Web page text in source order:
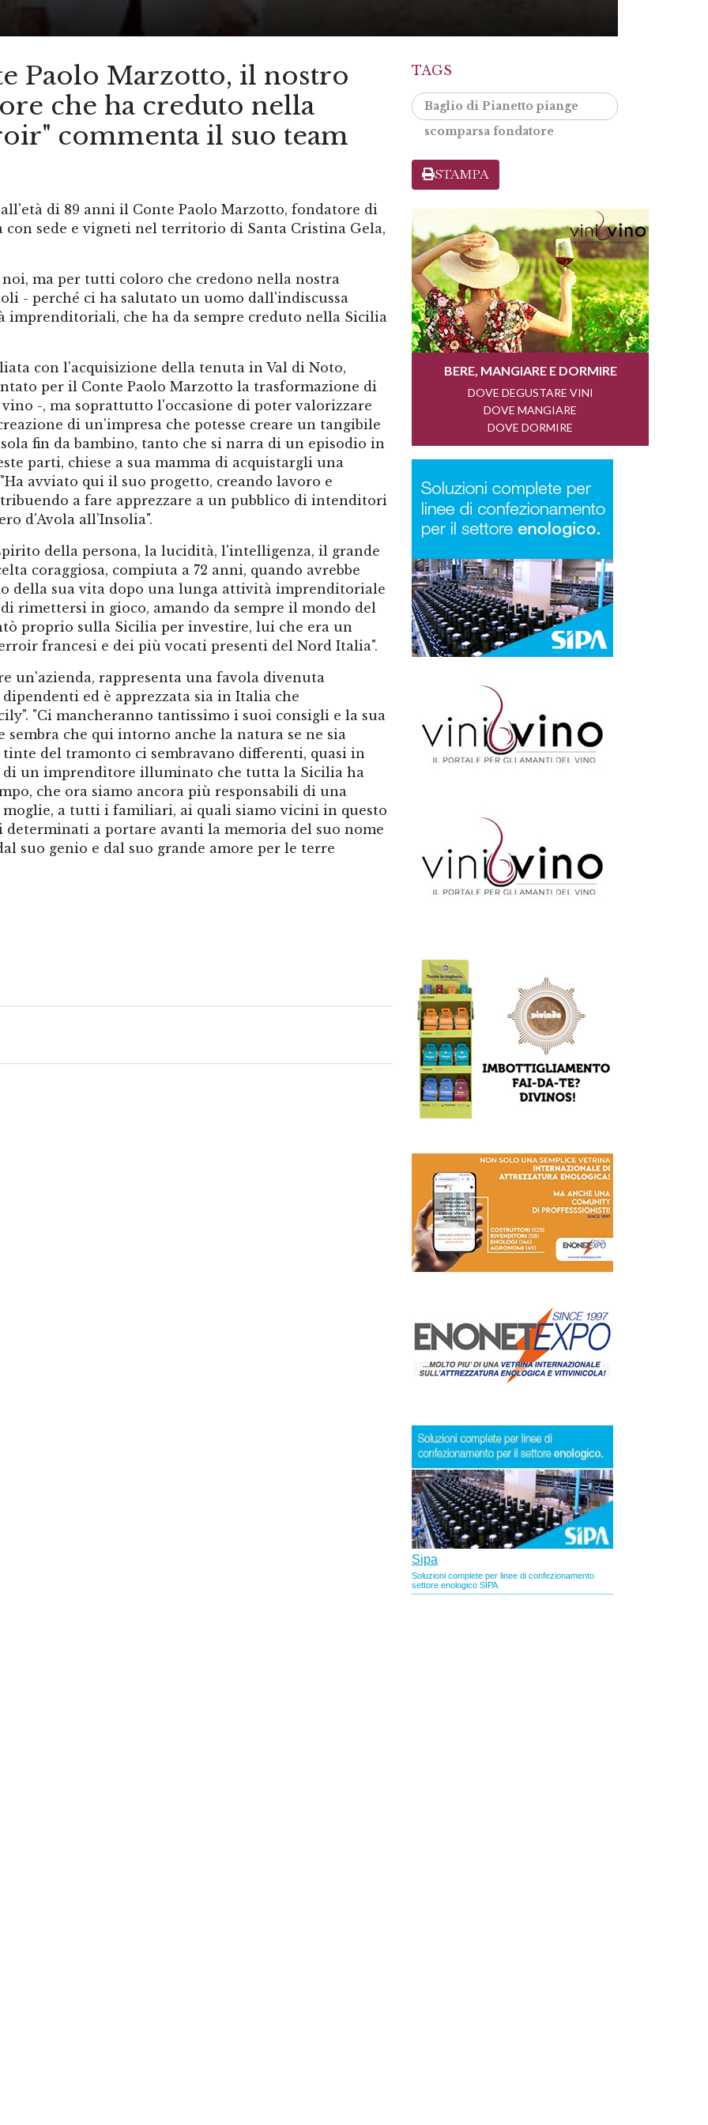
Paolo Marzotto, il nostro
che ha creduto nella
commenta il suo team
di 89 anni il Conte Paolo Marzotto, fondatore di
sede e vigneti nel territorio di Santa Cristina Gela,
ma per tutti coloro che credono nella nostra
- perché ci ha salutato un uomo dall'indiscussa
imprenditoriali, che ha da sempre creduto nella Sicilia
con l'acquisizione della tenuta in Val di Noto,
per il Conte Paolo Marzotto la trasformazione di
-, ma soprattutto l'occasione di poter valorizzare
di un'impresa che potesse creare un tangibile
fin da bambino, tanto che si narra di un episodio in
parti, chiese a sua mamma di acquistargli una
avviato qui il suo progetto, creando lavoro e
a fare apprezzare a un pubblico di intenditori
d'Avola all'Insolia".
della persona, la lucidità, l'intelligenza, il grande
coraggiosa, compiuta a 72 anni, quando avrebbe
della sua vita dopo una lunga attività imprenditoriale
rimettersi in gioco, amando da sempre il mondo del
proprio sulla Sicilia per investire, lui che era un
francesi e dei più vocati presenti del Nord Italia".
un'azienda, rappresenta una favola divenuta
ed è apprezzata sia in Italia che
"Ci mancheranno tantissimo i suoi consigli e la sua
che qui intorno anche la natura se ne sia
tinte del tramonto ci sembravano differenti, quasi in
di un imprenditore illuminato che tutta la Sicilia ha
che ora siamo ancora più responsabili di una
moglie, a tutti i familiari, ai quali siamo vicini in questo
a portare avanti la memoria del suo nome
suo genio e dal suo grande amore per le terre
TAGS
Baglio di Pianetto piange
scomparsa fondatore
STAMPA